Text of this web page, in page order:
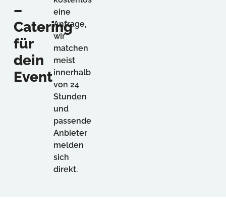
–
Catering
für
dein
Event
eine
Anfrage,
wir
matchen
meist
innerhalb
von 24
Stunden
und
passende
Anbieter
melden
sich
direkt.